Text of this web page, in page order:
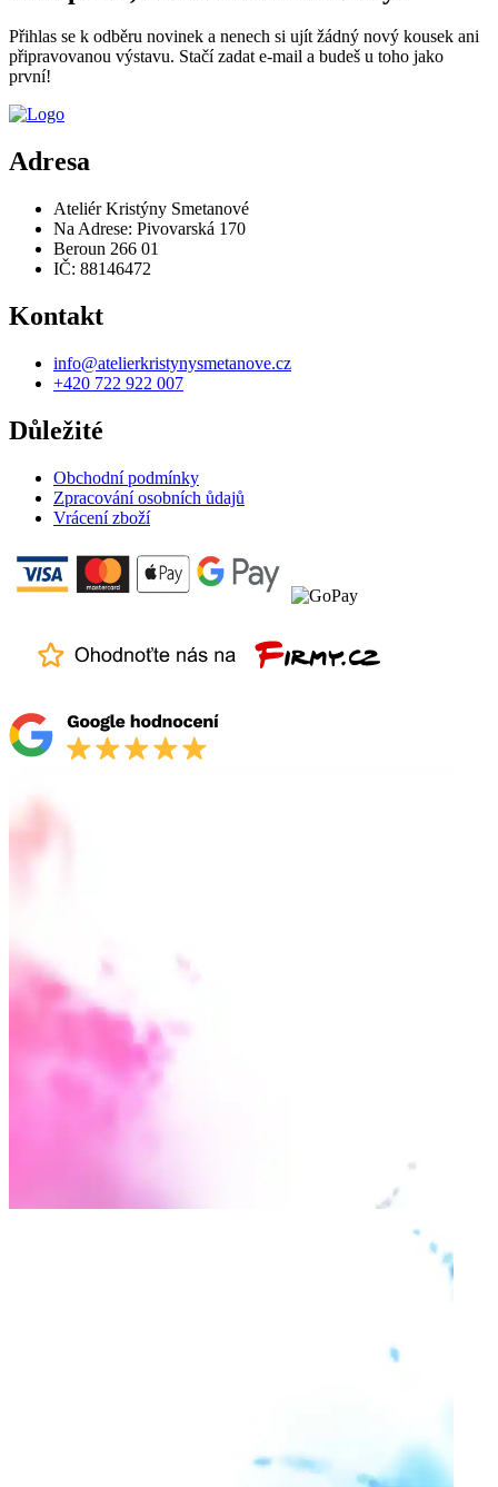
Přihlas se k odběru novinek a nenech si ujít žádný nový kousek ani
připravovanou výstavu. Stačí zadat e-mail a budeš u toho jako
první!
Adresa
Ateliér Kristýny Smetanové
Na Adrese: Pivovarská 170
Beroun 266 01
IČ: 88146472
Kontakt
info@atelierkristynysmetanove.cz
+420 722 922 007
Důležité
Obchodní podmínky
Zpracování osobních ůdajů
Vrácení zboží